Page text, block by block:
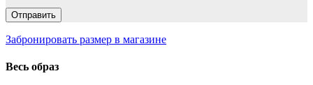
Забронировать размер в магазине
Весь образ